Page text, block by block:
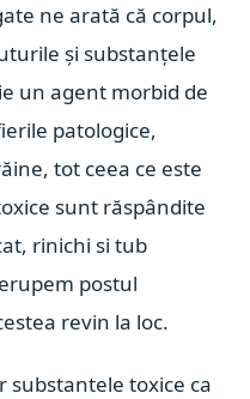
ne arată că corpul,
și substanțele
un agent morbid de
patologice,
tot ceea ce este
sunt răspândite
rinichi si tub
postul
revin la loc.
substantele toxice ca